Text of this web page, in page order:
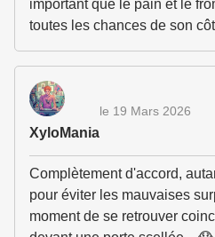
important que le pain et le
toutes les chances de son
XyloMania
le 19 Mars 2026
Complètement d'accord,
pour éviter les mauvaises
moment de se retrouver